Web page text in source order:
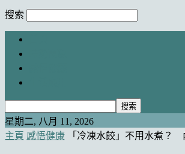
搜索
星期二, 八月 11, 2026
主頁 感悟健康 「冷凍水餃」不用水煮？